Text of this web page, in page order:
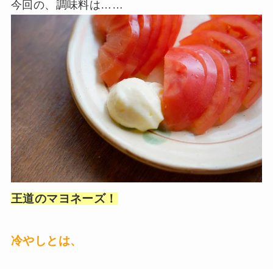
今回の、調味料は……
王道のマヨネーズ！
冷やしとは、